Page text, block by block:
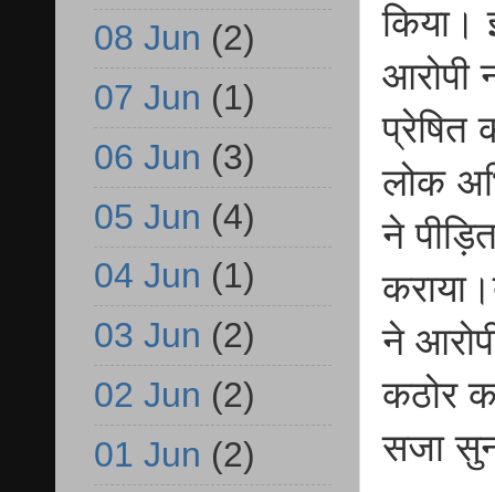
किया।
आरोपी
प्रेषित
लोक
ने
ने
कठोर
सजा
08 Jun (2)
07 Jun (1)
06 Jun (3)
05 Jun (4)
04 Jun (1)
03 Jun (2)
02 Jun (2)
01 Jun (2)